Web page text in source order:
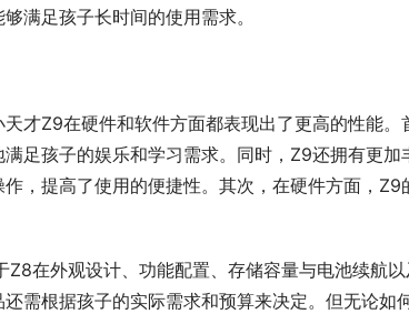
满足孩子长时间的使用需求。
才Z9在硬件和软件方面都表现出了更高的性能
足孩子的娱乐和学习需求。同时，Z9还拥有更
，提高了使用的便捷性。其次，在硬件方面，Z9
Z8在外观设计、功能配置、存储容量与电池续航
需根据孩子的实际需求和预算来决定。但无论如